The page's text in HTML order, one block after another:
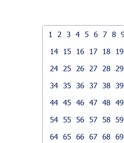
1 2 3 4 5 6 7 8
14
15 16 17 18 19
24
25 26 27 28 29
34 35 36 37 38 39
44 45 46 47 48 49
54 55 56 57 58 59
64 65 66 67 68 69